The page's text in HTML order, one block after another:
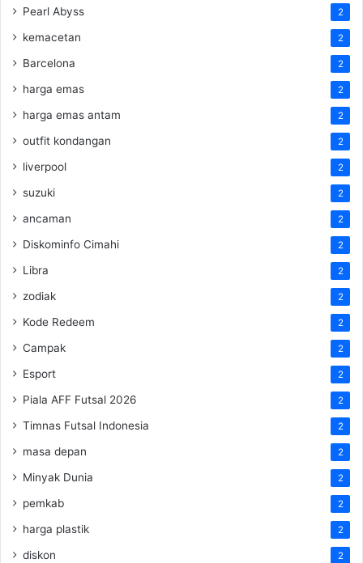
Pearl Abyss 2
kemacetan 2
Barcelona 2
harga emas 2
harga emas antam 2
outfit kondangan 2
liverpool 2
suzuki 2
ancaman 2
Diskominfo Cimahi 2
Libra 2
zodiak 2
Kode Redeem 2
Campak 2
Esport 2
Piala AFF Futsal 2026 2
Timnas Futsal Indonesia 2
masa depan 2
Minyak Dunia 2
pemkab 2
harga plastik 2
diskon 2